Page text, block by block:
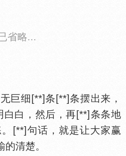
省略...
细[**]条[**]条摆出来，
白白，然后，再[**]条条地
[**]句话，就是让大家赢
清楚。